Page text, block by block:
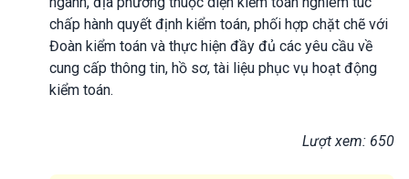
chấp hành quyết định kiểm toán, phối hợp chặt chẽ với
Đoàn kiểm toán và thực hiện đầy đủ các yêu cầu về
cung cấp thông tin, hồ sơ, tài liệu phục vụ hoạt động
kiểm toán.
Lượt xem: 650